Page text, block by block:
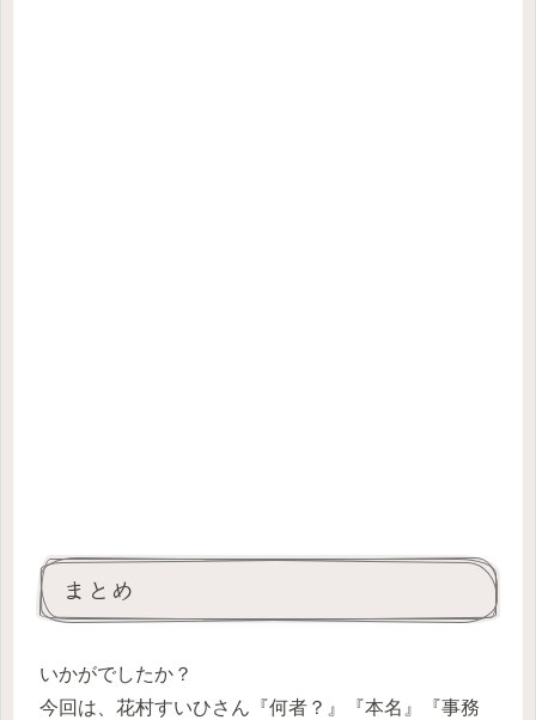
まとめ
いかがでしたか？
今回は、花村すいひさん『何者？』『本名』『事務